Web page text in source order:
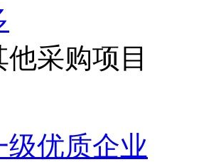
采购项目
级优质企业